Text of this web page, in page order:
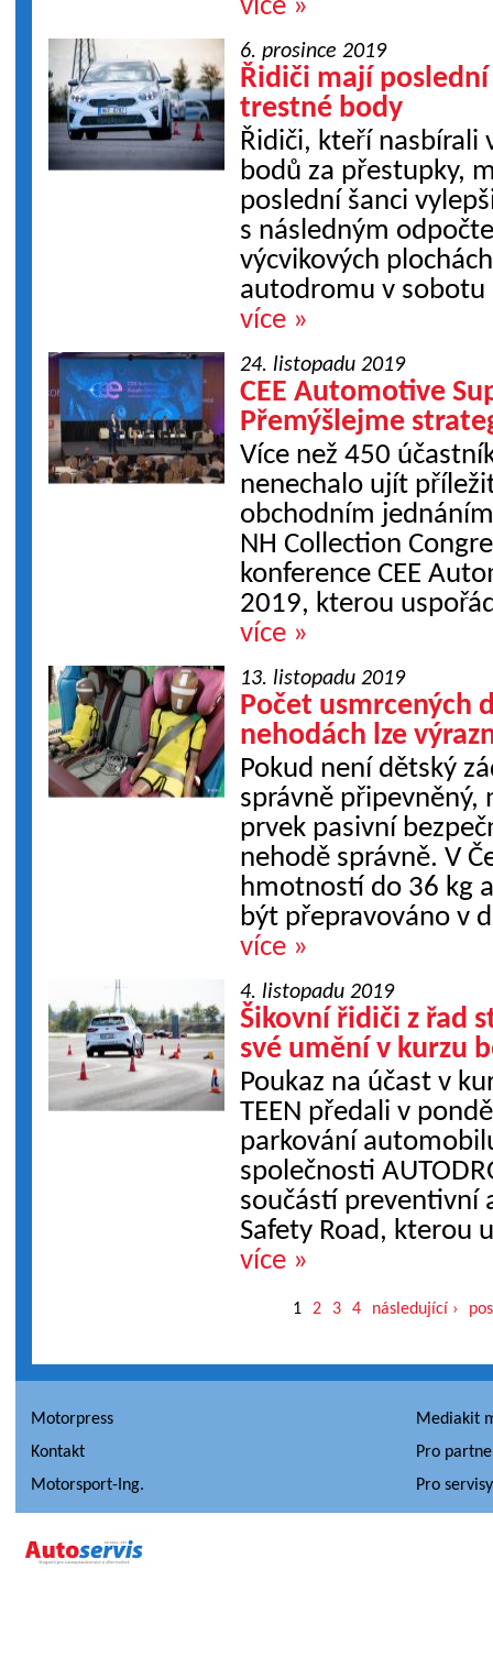
více »
6. prosince 2019
Řidiči mají
trestné body
Řidiči, kteří nasbírali
bodů za přestupky,
poslední šanci
s následným
výcvikových
autodromu v sobotu
více »
24. listopadu 2019
CEE Automotive
Přemýšlejme
Více než 450
nenechalo ujít
obchodním
NH Collection
konference CEE
2019, kterou
více »
13. listopadu 2019
Počet usmrcených
nehodách lze
Pokud není dětský
správně
prvek pasivní
nehodě správně. V
hmotností do 36 kg
být přepravováno v
více »
4. listopadu 2019
Šikovní řidiči z řad
své umění v kurzu
Poukaz na účast v
TEEN předali v
parkování
společnosti
součástí preventivní
Safety Road, kterou
více »
1 2 3 4 následující ›
Motorpress
Mediakit
Kontakt
Pro
Motorsport-Ing.
Pro servisy